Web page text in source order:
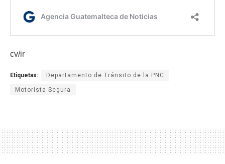
cv/ir
Etiquetas: Departamento de Tránsito de la PNC
Motorista Segura